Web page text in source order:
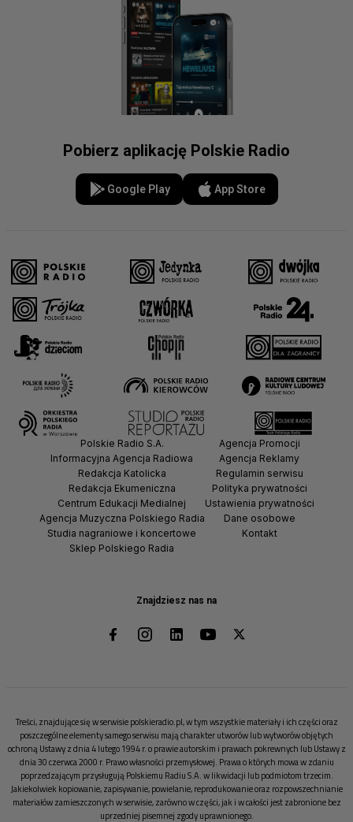
Pobierz aplikację Polskie Radio
Google Play App Store
Znajdziesz nas na
Polskie Radio S.A.
Informacyjna Agencja Radiowa
Redakcja Katolicka
Redakcja Ekumeniczna
Centrum Edukacji Medialnej
Agencja Muzyczna Polskiego Radia
Studia nagraniowe i koncertowe
Sklep Polskiego Radia
Agencja Promocji
Agencja Reklamy
Regulamin serwisu
Polityka prywatności
Ustawienia prywatności
Dane osobowe
Kontakt
Treści, znajdujące się w serwisie polskieradio.pl, w tym wszystkie materiały i ich części oraz
poszczególne elementy samego serwisu mają charakter utworów lub wytworów objętych
ochroną Ustawy z dnia 4 lutego 1994 r. o prawie autorskim i prawach pokrewnych lub Ustawy z
dnia 30 czerwca 2000 r. Prawo własności przemysłowej. Prawa o których mowa w zdaniu
poprzedzającym przysługują Polskiemu Radiu S.A. w likwidacji lub podmiotom trzecim.
Jakiekolwiek kopiowanie, zapisywanie, powielanie, reprodukowanie oraz rozpowszechnianie
materiałów zamieszczonych w serwisie, zarówno w części, jak i w całości jest zabronione bez
uprzedniej pisemnej zgody uprawnionego.